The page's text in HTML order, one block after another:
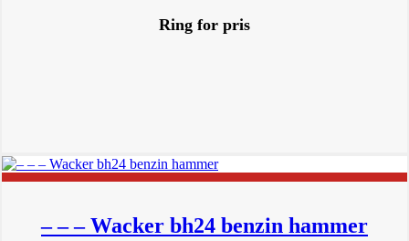
Ring for pris
– – – Wacker bh24 benzin hammer